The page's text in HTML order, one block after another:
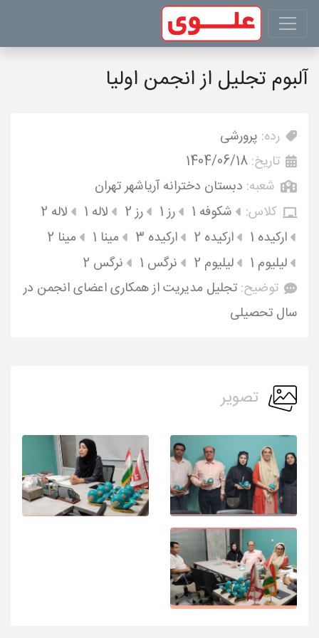
آلبوم تجلیل از انجمن اولیا
رده: پرورشی
تاریخ: 1404/06/18
شعبه: دبستان دخترانه آریاشهر تهران
کلاس:
شکوفه 1 رز 1 رز 2 لاله 1
لاله 2
ارکیده 1
ارکیده 2 ارکیده 3 مینا 1
مینا 2
لیلیوم 1
لیلیوم 2 نرگس 1
نرگس 2
توضیح: تجلیل مدیریت از همکاری اعضای انجمن در
سال تحصیلی
تصویر